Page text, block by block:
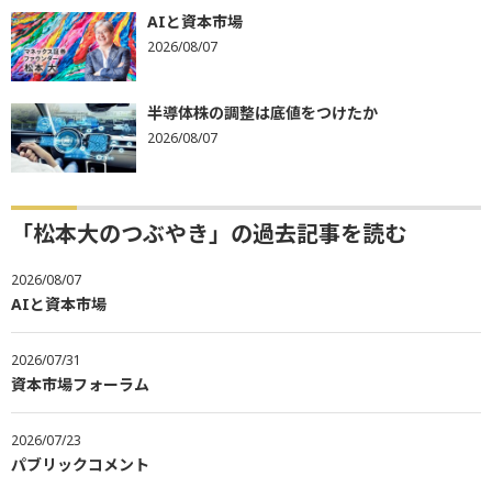
AIと資本市場
2026/08/07
半導体株の調整は底値をつけたか
2026/08/07
「松本大のつぶやき」の過去記事を読む
2026/08/07
AIと資本市場
2026/07/31
資本市場フォーラム
2026/07/23
パブリックコメント